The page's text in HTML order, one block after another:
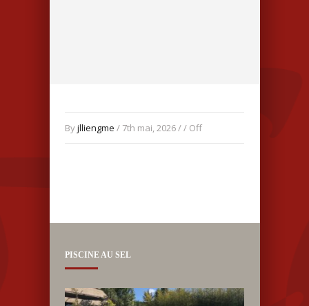
Byjlliengme / 7th mai, 2026 / / Off
PISCINE AU SEL